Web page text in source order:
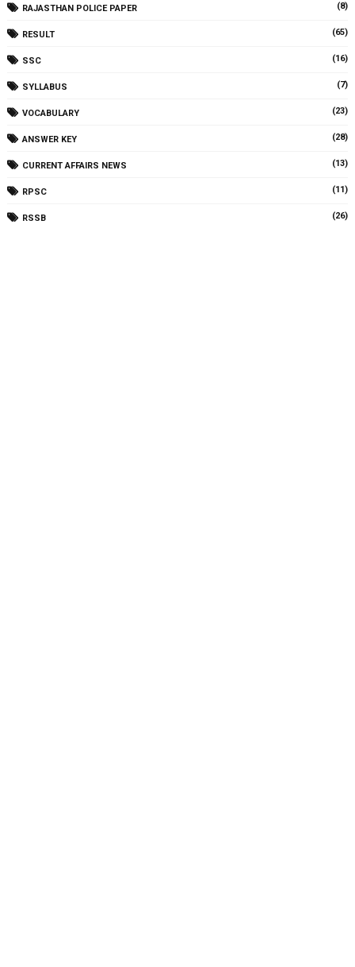
RAJASTHAN POLICE PAPER (8)
RESULT (65)
SSC (16)
SYLLABUS (7)
VOCABULARY (23)
ANSWER KEY (28)
CURRENT AFFAIRS NEWS (13)
RPSC (11)
RSSB (26)